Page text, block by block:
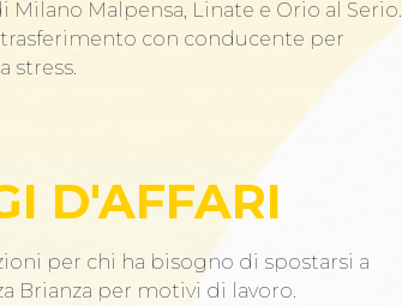
Malpensa, Linate e Orio al Serio.
con conducente per
stress.
D'AFFARI
per chi ha bisogno di spostarsi a
Brianza per motivi di lavoro.